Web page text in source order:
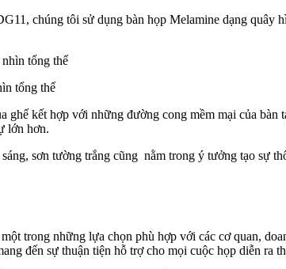
chúng tôi sử dụng bàn họp Melamine dạng
tổng thể
ghế kết hợp với những đường cong mềm mại của
lớn hơn.
sơn tường trắng cũng nằm trong ý tưởng tạo sự
trong những lựa chọn phù hợp với các cơ quan,
đến sự thuận tiện hỗ trợ cho mọi cuộc họp diễn ra